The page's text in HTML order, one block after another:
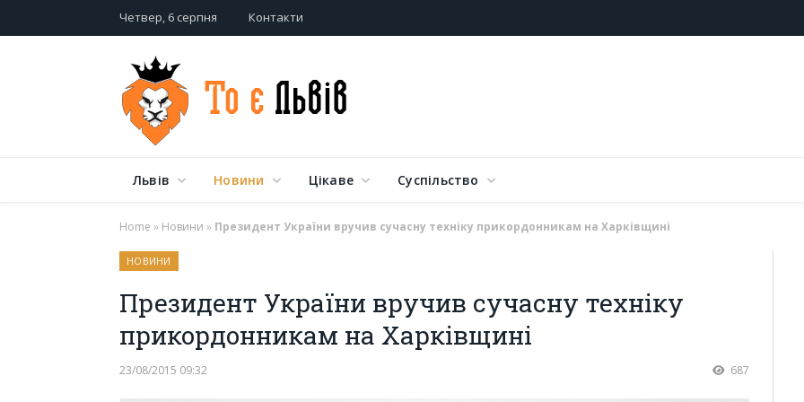
Четвер, 6 серпня Контакти
Львів Новини Цікаве Суспільство
Home » Новини » Президент України вручив сучасну техніку прикордонникам на Харківщині
НОВИНИ
Президент України вручив сучасну техніку
прикордонникам на Харківщині
23/08/2015 09:32 687